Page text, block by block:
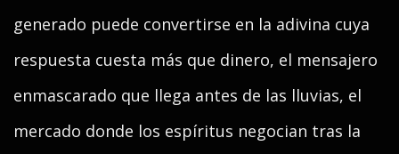
generado puede convertirse en la adivina cuya
respuesta cuesta más que dinero, el mensajero
enmascarado que llega antes de las lluvias, el
mercado donde los espíritus negocian tras la